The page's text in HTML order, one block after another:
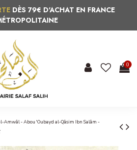
DÈS 79€ D'ACHAT EN FRANCE
0
Amwâl - Abou 'Oubayd al-Qâsim Ibn Salâm -